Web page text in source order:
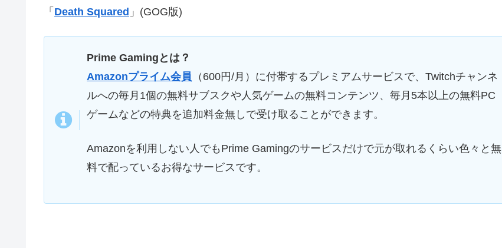
「 Death Squared 」(GOG版)
Prime Gamingとは？
Amazonプライム会員 （600円/月）に付帯するプレミアムサービスで、Twitchチャンネ
ルへの毎月1個の無料サブスクや人気ゲームの無料コンテンツ、毎月5本以上の無料PC
ゲームなどの特典を追加料金無しで受け取ることができます。
Amazonを利用しない人でもPrime Gamingのサービスだけで元が取れるくらい色々と無
料で配っているお得なサービスです。